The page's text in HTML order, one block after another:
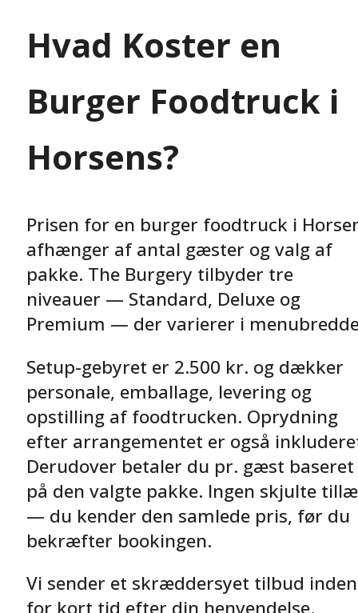
Hvad Koster en
Burger Foodtruck i
Horsens?
Prisen for en burger foodtruck i
afhænger af antal gæster og valg af
pakke. The Burgery tilbyder tre
niveauer — Standard, Deluxe og
Premium — der varierer i
Setup-gebyret er 2.500 kr. og dækker
personale, emballage, levering og
opstilling af foodtrucken. Oprydning
efter arrangementet er også
Derudover betaler du pr. gæst baseret
på den valgte pakke. Ingen skjulte
— du kender den samlede pris, før du
bekræfter bookingen.
Vi sender et skræddersyet tilbud inden
for kort tid efter din henvendelse.